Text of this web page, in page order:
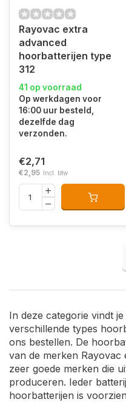
Rayovac extra
advanced
hoorbatterijen type
312
41 op voorraad
Op werkdagen voor
16:00 uur besteld,
dezelfde dag
verzonden.
€2,71
€2,95 Incl. btw
In deze categorie vindt
verschillende types
ons bestellen. De
van de merken Rayovac
zeer goede merken die
produceren. Ieder
hoorbatterijen is